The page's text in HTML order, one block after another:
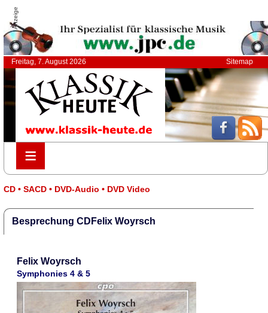
Anzeige
Freitag, 7. August 2026 Sitemap
≡
≡
CD • SACD • DVD-Audio • DVD Video
Besprechung CDFelix Woyrsch
Felix Woyrsch
Symphonies 4 & 5